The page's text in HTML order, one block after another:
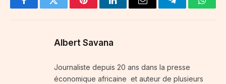
FacebookTwitter PinterestLinkedInEmail Telegram
Albert Savana
Journaliste depuis 20 ans dans la presse
économique africaine et auteur de plusieurs